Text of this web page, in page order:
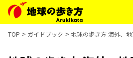
TOP ガイドブック 地球の歩き方 海外、